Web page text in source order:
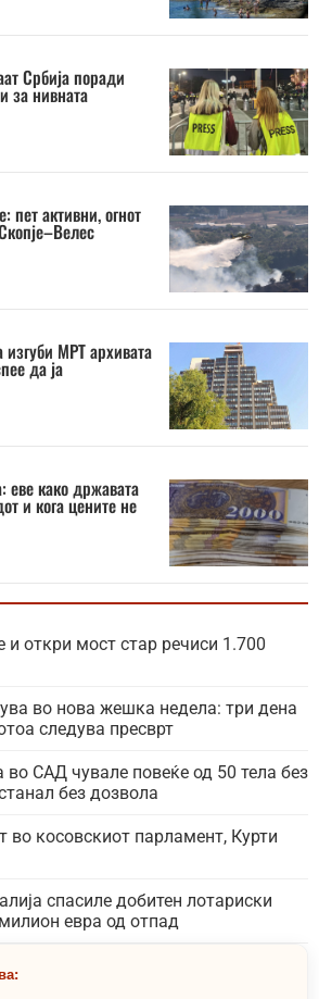
Србија поради
за нивната
пет активни, огнот
МРТ архивата
да ја
еве како државата
и кога цените не
и откри мост стар речиси 1.700
во нова жешка недела: три дена
следува пресврт
во САД чувале повеќе од 50 тела без
без дозвола
косовскиот парламент, Курти
спасиле добитен лотариски
евра од отпад